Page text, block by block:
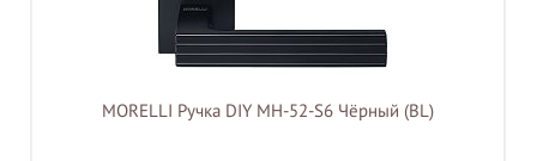
MORELLI Ручка DIY MH-52-S6 Чёрный (BL)